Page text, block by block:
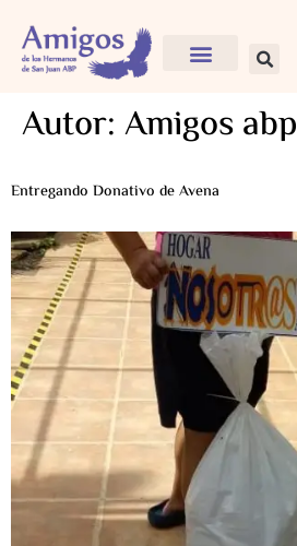
Autor: Amigos abp
Entregando Donativo de Avena